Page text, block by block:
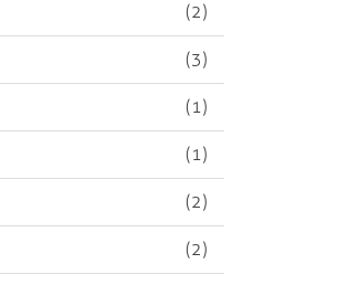
(2)
(3)
(1)
(1)
(2)
(2)